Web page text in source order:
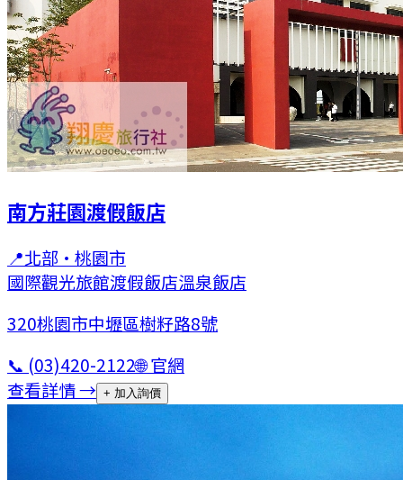
南方莊園渡假飯店
📍北部 · 桃園市
國際觀光旅館渡假飯店溫泉飯店
320桃園市中壢區樹籽路8號
📞 (03)420-2122🌐 官網
查看詳情 → + 加入詢價